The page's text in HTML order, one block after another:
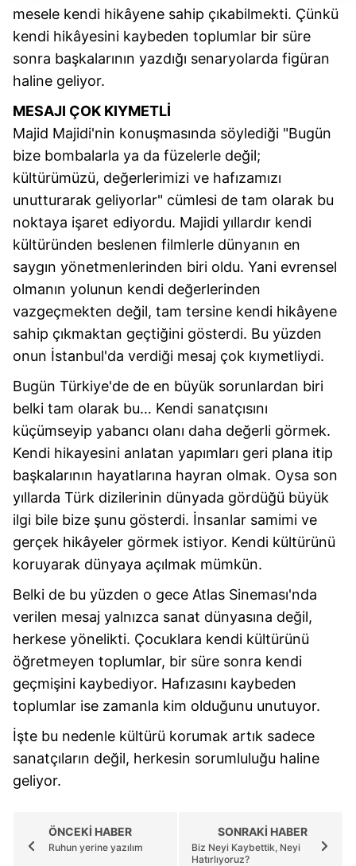
takdirde, kullanıcılara hedefli reklamlar
Sizlere daha iyi bir hizmet sunabilmek için İnternet
Sitemizde kendimize ve üçüncü kişilere ait çerezler
kullanılmaktadır. Bu çerezler vasıtasıyla çeşitli kişisel
verileriniz işlenmekte olup gerekli olan çerezler bilgi
toplumu hizmetlerinin sunulması amacıyla
kullanılmaktadır. Diğer çerezler, sitemizin daha işlevsel
kılınması ve kişiselleştirilmesi ve sizlere yönelik
reklam/pazarlama faaliyetlerinin yapılması, amaçlarıyla
sınırlı olarak açık rızanız dahilinde kullanılacaktır.
Çerezlere ilişkin tercihlerinizi aşağıda yer alan panel
vasıtasıyla belirleyebilirsiniz. Çerezlere ilişkin detaylı bilgi
için Ayarlar butonuna tıklayabilir,Çerez Bilgilendirme
Metnimiziziyaret edebilirsiniz.
6698 sayılı Kişisel Verilerin Korunması Kanunu uyarınca
hazırlanmış Aydınlatma Metnimizi okumak ve sitemizde
ilgili mevzuata uygun olarak kullanılan çerezlerle ilgili bilgi
almak için lütfentıklayınız.
mesele kendi hikâyene sahip çıkabilmekti. Çünkü
kendi hikâyesini kaybeden toplumlar bir süre
sonra başkalarının yazdığı senaryolarda figüran
haline geliyor.
MESAJI ÇOK KIYMETLİ
Majid Majidi'nin konuşmasında söylediği "Bugün
bize bombalarla ya da füzelerle değil;
kültürümüzü, değerlerimizi ve hafızamızı
unutturarak geliyorlar" cümlesi de tam olarak bu
noktaya işaret ediyordu. Majidi yıllardır kendi
kültüründen beslenen filmlerle dünyanın en
saygın yönetmenlerinden biri oldu. Yani evrensel
olmanın yolunun kendi değerlerinden
vazgeçmekten değil, tam tersine kendi hikâyene
sahip çıkmaktan geçtiğini gösterdi. Bu yüzden
onun İstanbul'da verdiği mesaj çok kıymetliydi.
Bugün Türkiye'de de en büyük sorunlardan biri
belki tam olarak bu… Kendi sanatçısını
küçümseyip yabancı olanı daha değerli görmek.
Kendi hikayesini anlatan yapımları geri plana itip
başkalarının hayatlarına hayran olmak. Oysa son
yıllarda Türk dizilerinin dünyada gördüğü büyük
ilgi bile bize şunu gösterdi. İnsanlar samimi ve
gerçek hikâyeler görmek istiyor. Kendi kültürünü
koruyarak dünyaya açılmak mümkün.
Belki de bu yüzden o gece Atlas Sineması'nda
verilen mesaj yalnızca sanat dünyasına değil,
herkese yönelikti. Çocuklara kendi kültürünü
öğretmeyen toplumlar, bir süre sonra kendi
geçmişini kaybediyor. Hafızasını kaybeden
toplumlar ise zamanla kim olduğunu unutuyor.
İşte bu nedenle kültürü korumak artık sadece
sanatçıların değil, herkesin sorumluluğu haline
geliyor.
ÖNCEKİ HABER
Ruhun yerine yazılım
SONRAKİ HABER
Biz Neyi Kaybettik, Neyi
Hatırlıyoruz?